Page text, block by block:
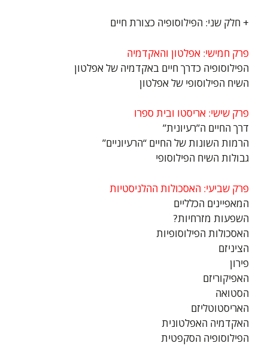
+ חלק שני: הפילוסופיה כצורת חיים
פרק חמישי: אפלטון והאקדמיה
הפילוסופיה כדרך חיים באקדמיה של אפלטון
השיח הפילוסופי של אפלטון
פרק שישי: אריסטו ובית ספרו
דרך החיים ה”רעיונית”
הרמות השונות של החיים “הרעיוניים”
גבולות השיח הפילוסופי
פרק שביעי: האסכולות ההלניסטיות
המאפיינים הכלליים
השפעות מזרחיות?
האסכולות הפילוסופיות
הציניזם
פירון
האפיקוריזם
הסטואה
האריסטוטליזם
האקדמיה האפלטונית
הפילוסופיה הסקפטית